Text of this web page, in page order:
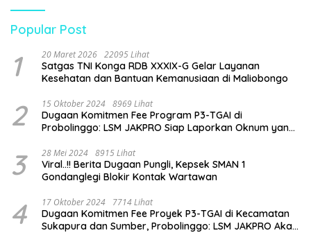
Pendidikan
Popular Post
1 20 Maret 2026 22095 Lihat
Satgas TNI Konga RDB XXXIX-G Gelar Layanan
Kesehatan dan Bantuan Kemanusiaan di Maliobongo
2 15 Oktober 2024 8969 Lihat
Dugaan Komitmen Fee Program P3-TGAI di
Probolinggo: LSM JAKPRO Siap Laporkan Oknum yang
3 28 Mei 2024 8915 Lihat
Viral..!! Berita Dugaan Pungli, Kepsek SMAN 1
Gondanglegi Blokir Kontak Wartawan
4 17 Oktober 2024 7714 Lihat
Dugaan Komitmen Fee Proyek P3-TGAI di Kecamatan
Sukapura dan Sumber, Probolinggo: LSM JAKPRO Akan